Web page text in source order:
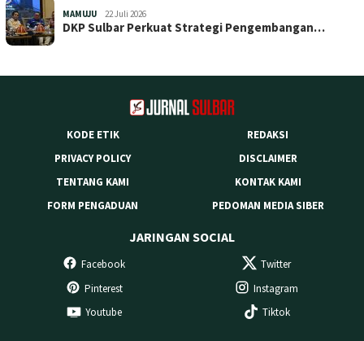
MAMUJU 22 Juli 2026
DKP Sulbar Perkuat Strategi Pengembangan…
KODE ETIK
REDAKSI
PRIVACY POLICY
DISCLAIMER
TENTANG KAMI
KONTAK KAMI
FORM PENGADUAN
PEDOMAN MEDIA SIBER
JARINGAN SOCIAL
Facebook
Twitter
Pinterest
Instagram
Youtube
Tiktok